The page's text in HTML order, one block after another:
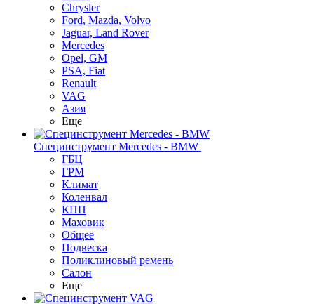
Chrysler
Ford, Mazda, Volvo
Jaguar, Land Rover
Mercedes
Opel, GM
PSA, Fiat
Renault
VAG
Азия
Еще
Специнструмент Mercedes - BMW
ГБЦ
ГРМ
Климат
Коленвал
КПП
Маховик
Общее
Подвеска
Поликлиновый ремень
Салон
Еще